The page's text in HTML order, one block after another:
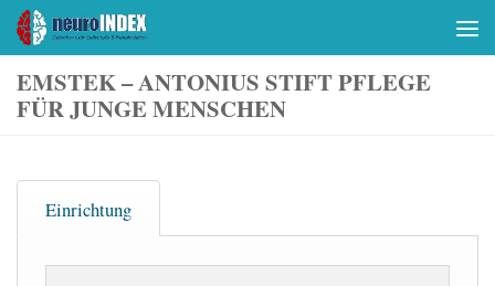
Skip to content
EMSTEK – ANTONIUS STIFT PFLEGE
FÜR JUNGE MENSCHEN
Einrichtung